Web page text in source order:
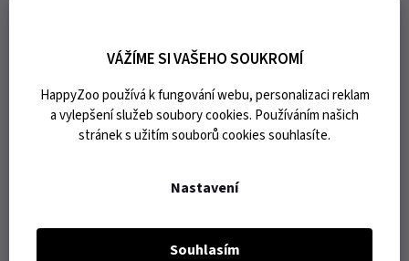
VÁŽÍME SI VAŠEHO SOUKROMÍ
HappyZoo používá k fungování webu, personalizaci reklam
a vylepšení služeb soubory cookies. Používáním našich
stránek s užitím souborů cookies souhlasíte.
Nastavení
Souhlasím